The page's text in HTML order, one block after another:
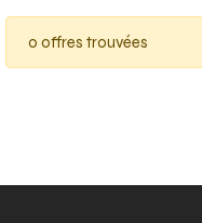
0 offres trouvées